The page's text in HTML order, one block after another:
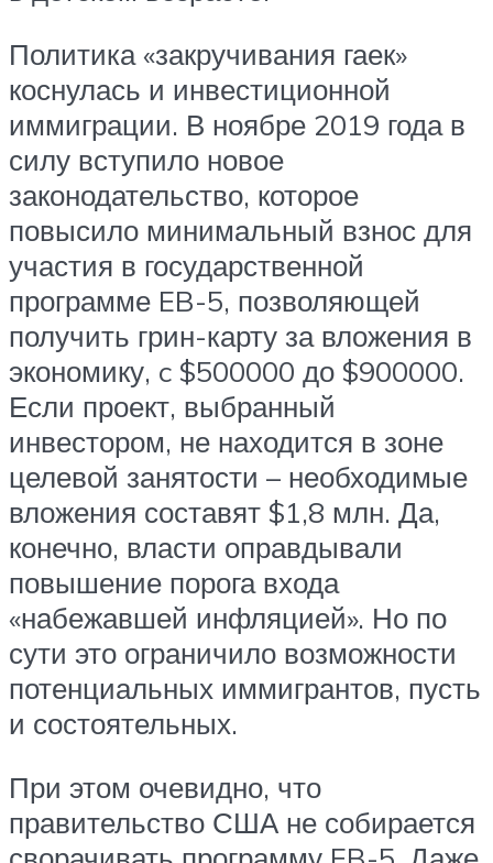
Политика «закручивания гаек»
коснулась и инвестиционной
иммиграции. В ноябре 2019 года в
силу вступило новое
законодательство, которое
повысило минимальный взнос для
участия в государственной
программе EB-5, позволяющей
получить грин-карту за вложения в
экономику, c $500000 до $900000.
Если проект, выбранный
инвестором, не находится в зоне
целевой занятости – необходимые
вложения составят $1,8 млн. Да,
конечно, власти оправдывали
повышение порога входа
«набежавшей инфляцией». Но по
сути это ограничило возможности
потенциальных иммигрантов, пусть
и состоятельных.
При этом очевидно, что
правительство США не собирается